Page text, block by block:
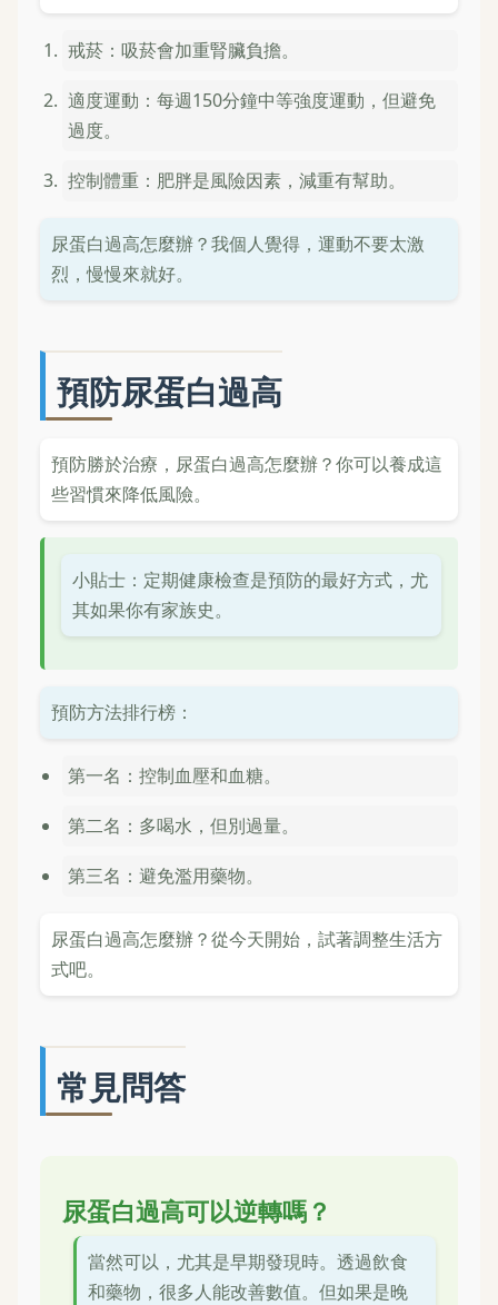
戒菸：吸菸會加重腎臟負擔。
適度運動：每週150分鐘中等強度運動，但避免
過度。
控制體重：肥胖是風險因素，減重有幫助。
尿蛋白過高怎麼辦？我個人覺得，運動不要太激
烈，慢慢來就好。
預防尿蛋白過高
預防勝於治療，尿蛋白過高怎麼辦？你可以養成這
些習慣來降低風險。
小貼士：定期健康檢查是預防的最好方式，尤
其如果你有家族史。
預防方法排行榜：
第一名：控制血壓和血糖。
第二名：多喝水，但別過量。
第三名：避免濫用藥物。
尿蛋白過高怎麼辦？從今天開始，試著調整生活方
式吧。
常見問答
尿蛋白過高可以逆轉嗎？
當然可以，尤其是早期發現時。透過飲食
和藥物，很多人能改善數值。但如果是晚